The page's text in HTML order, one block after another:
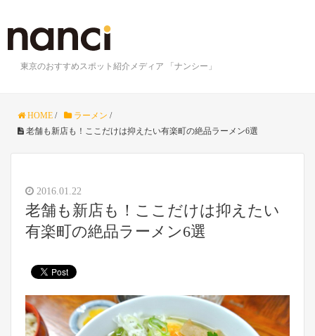
東京のおすすめスポット紹介メディア 「ナンシー」
HOME / ラーメン /
老舗も新店も！ここだけは抑えたい有楽町の絶品ラーメン6選
2016.01.22
老舗も新店も！ここだけは抑えたい
有楽町の絶品ラーメン6選